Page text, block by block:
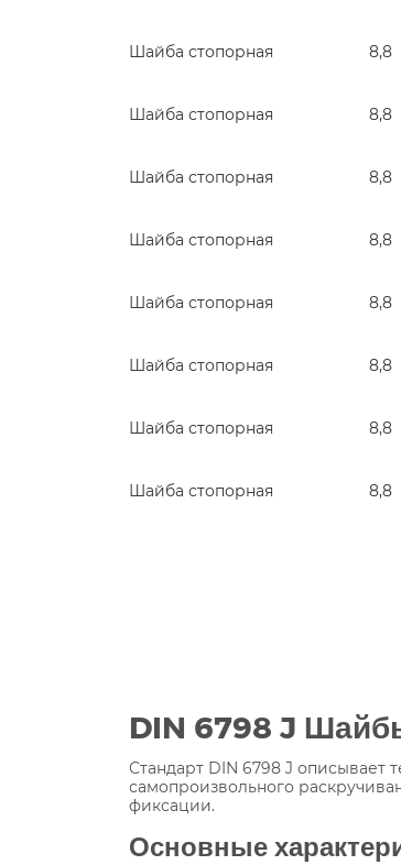
Шайба стопорная 8,8
Шайба стопорная 8,8
Шайба стопорная 8,8
Шайба стопорная 8,8
Шайба стопорная 8,8
Шайба стопорная 8,8
Шайба стопорная 8,8
Шайба стопорная 8,8
DIN 6798 J
Стандарт DIN 6798 J описывает
самопроизвольного
фиксации.
Основные